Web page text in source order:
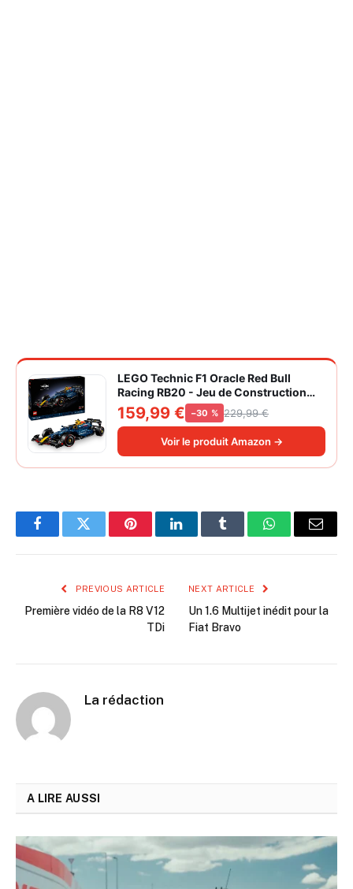
LEGO Technic F1 Oracle Red Bull
Racing RB20 - Jeu de Construction
Collector pour Adulte - Inclut Un
Moteur V6 et Une boîte de Vitesses -
Idée Cadeau pour passionnés de
Formule 1 42206
159,99 € −30 % 229,99 €
Voir le produit Amazon →
FacebookTwitter PinterestLinkedInTumblr WhatsAppEmail
PREVIOUS ARTICLE
Première vidéo de la R8 V12
TDi
NEXT ARTICLE
Un 1.6 Multijet inédit pour la
Fiat Bravo
La rédaction
A LIRE AUSSI